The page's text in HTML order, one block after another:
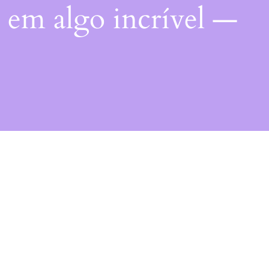
em algo incrível —